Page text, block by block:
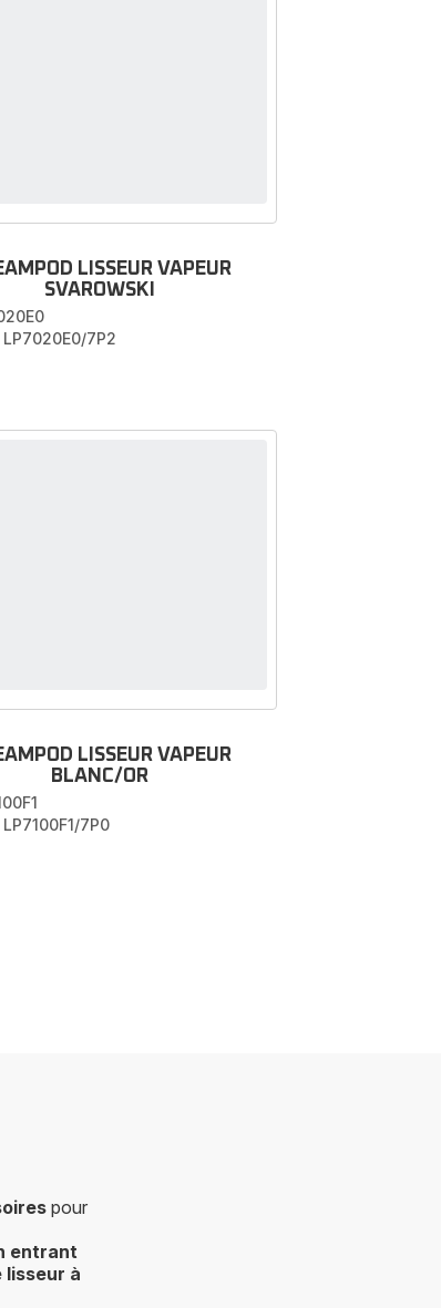
LISSEUR VAPEUR
SVAROWSKI
LP7020E0/7P2
LISSEUR VAPEUR
BLANC/OR
LP7100F1/7P0
pour
entrant
lisseur à